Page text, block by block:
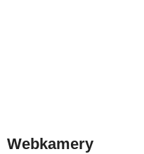
Webkamery